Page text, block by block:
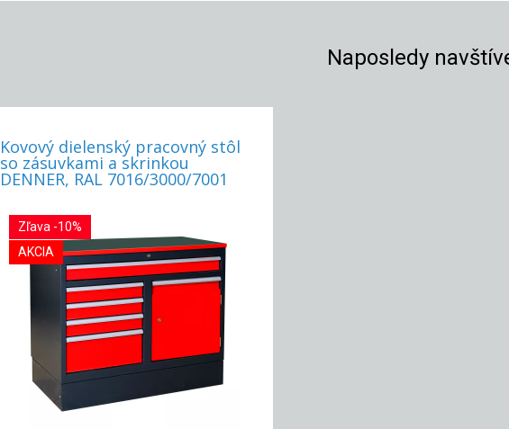
Naposledy
Kovový dielenský pracovný stôl
so zásuvkami a skrinkou
DENNER, RAL 7016/3000/7001
Zľava -10%
AKCIA